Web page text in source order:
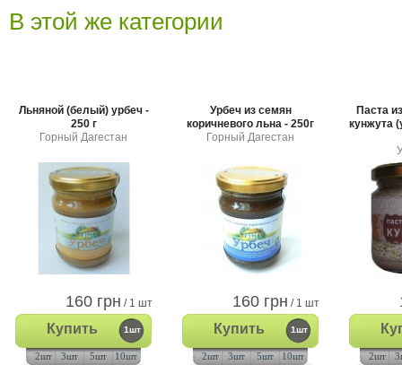
В этой же категории
Льняной (белый) урбеч -
250 г
Горный Дагестан
160 грн / 1 шт
Купить 1шт
2шт 3шт 5шт 10шт
Урбеч из семян
коричневого льна - 250г
Горный Дагестан
160 грн / 1 шт
Купить 1шт
2шт 3шт 5шт 10шт
Паста
кунжута
2шт